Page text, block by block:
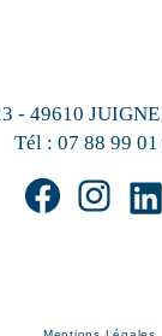
- 49610
Tél : 07 88 99 01